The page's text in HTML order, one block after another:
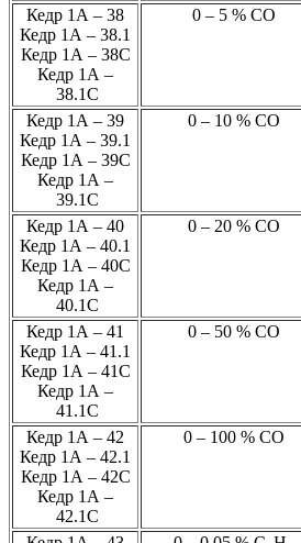
Кедр 1А – 38
Кедр 1А – 38.1
Кедр 1А – 38С
Кедр 1А –
38.1С
0 – 5 % СО
Кедр 1А – 39
Кедр 1А – 39.1
Кедр 1А – 39С
Кедр 1А –
39.1С
0 – 10 % СО
Кедр 1А – 40
Кедр 1А – 40.1
Кедр 1А – 40С
Кедр 1А –
40.1С
0 – 20 % СО
Кедр 1А – 41
Кедр 1А – 41.1
Кедр 1А – 41С
Кедр 1А –
41.1С
0 – 50 % СО
Кедр 1А – 42
Кедр 1А – 42.1
Кедр 1А – 42С
Кедр 1А –
42.1С
0 – 100 % СО